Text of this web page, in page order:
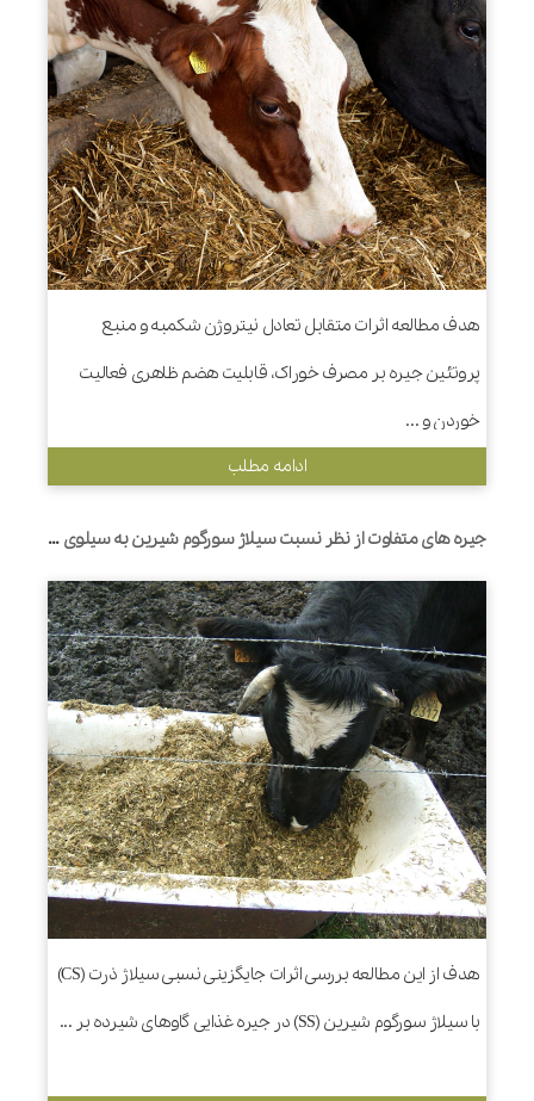
هدف مطالعه اثرات متقابل تعادل نیتروژن شکمبه و منبع
پروتئین جیره بر مصرف خوراک، قابلیت هضم ظاهری فعالیت
خوردن و ...
ادامه مطلب
جیره های متفاوت از نظر نسبت سیلاژ سورگوم شیرین به سیلوی ذرت برای گاوهای شیرده- مصرف خوراک، تولید شیر، بیوشیمی خون، تخمیر شکمبه و جامعه میکروبی شکمبه
هدف از این مطالعه بررسی اثرات جایگزینی نسبی سیلاژ ذرت (CS)
با سیلاژ سورگوم شیرین (SS) در جیره غذایی گاوهای شیرده بر ...